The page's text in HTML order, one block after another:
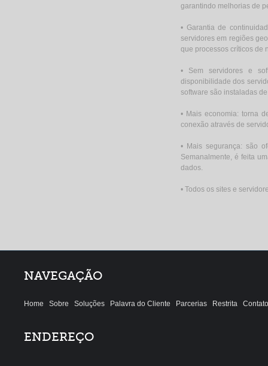
garantindo melhorias de
• Garantia de
servidores em regiões
que processos críticos de
• Sem servidores e
disponibilidade dos
software são instaladas
• Mais economia: torna
conexão através de
• Mais segurança: são
Semanalmente, é feita
dados.
• Todos os sites e
NAVEGAÇÃO
Home Sobre Soluções Palavra do Cliente Parcerias Restrita Contato
ENDEREÇO